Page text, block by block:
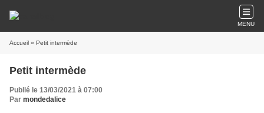
MENU
Accueil » Petit intermède
Petit intermède
Publié le 13/03/2021 à 07:00
Par mondedalice